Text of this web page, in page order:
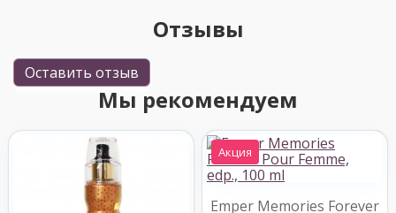
Отзывы
Оставить отзыв
Мы рекомендуем
Акция
Emper Memories Forever